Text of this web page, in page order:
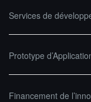
Services de
Prototype
Financement de